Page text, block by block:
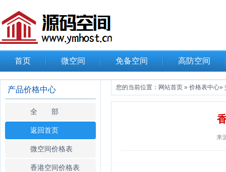
首页 微空间 免备空间 高防空间
产品价格中心
全 部
返回首页
微空间价格表
香港空间价格表
您的当前位置： 网站首页 » 价格表中心»
来